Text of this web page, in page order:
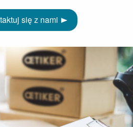
się z nami